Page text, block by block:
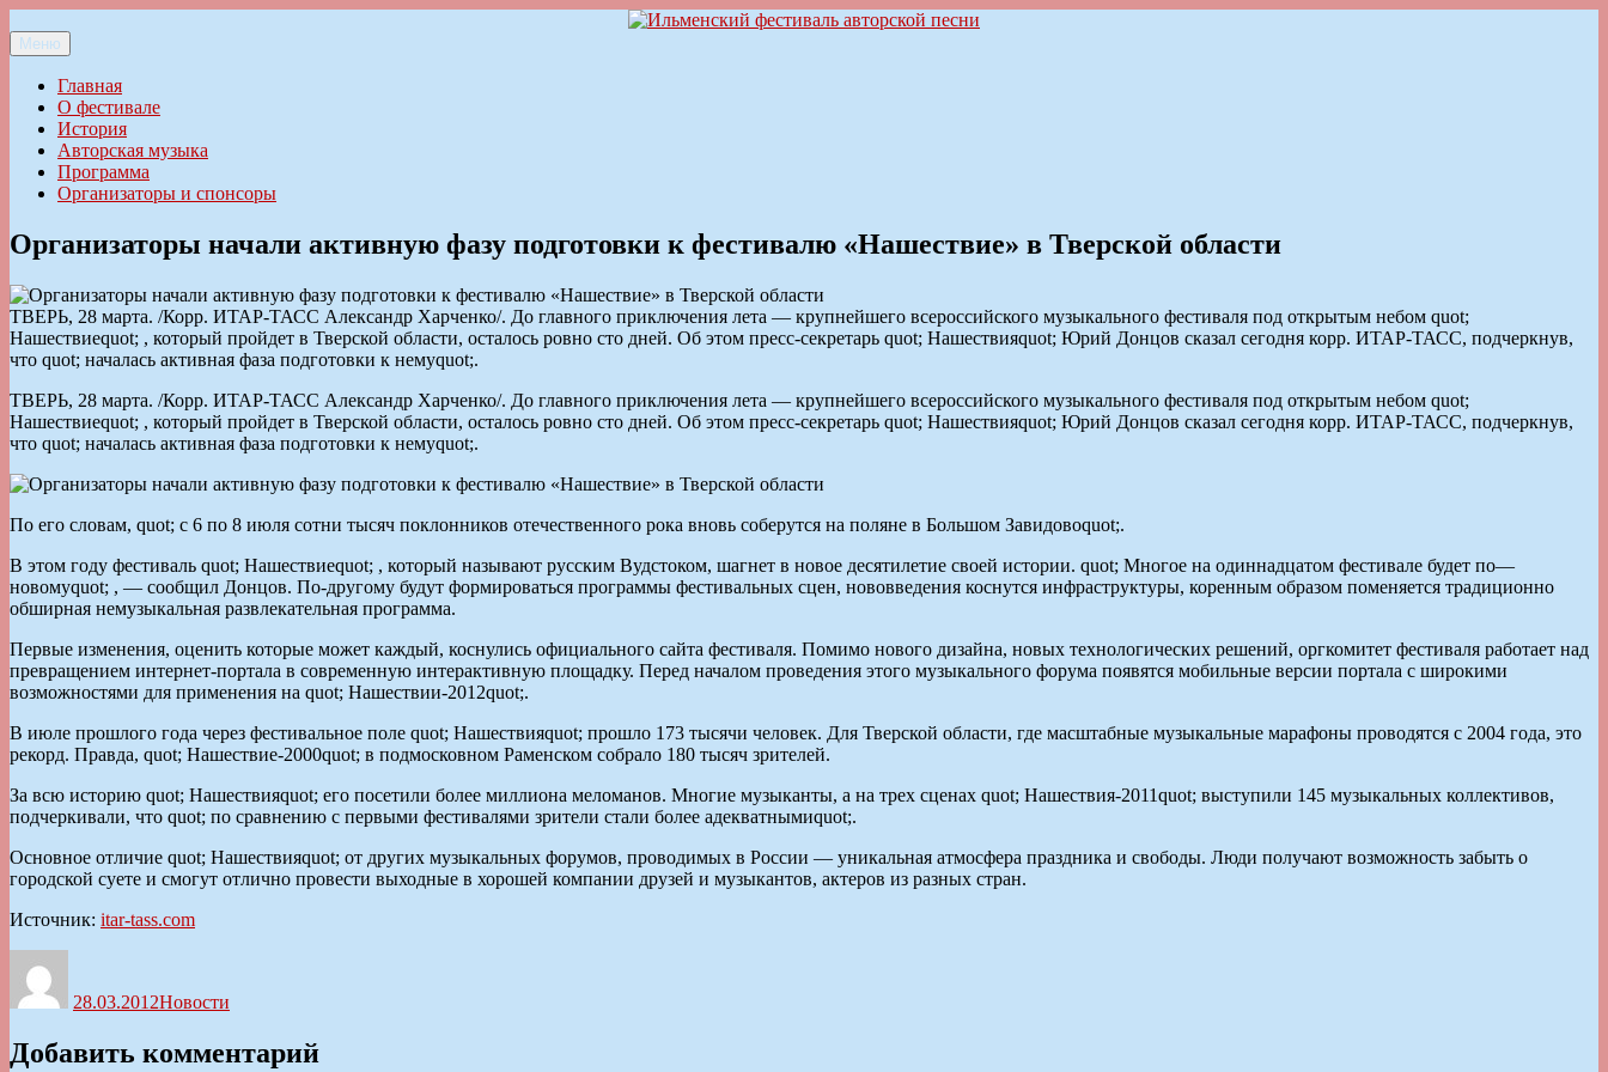
к
содержимому
Ильменский фестиваль авторской песни
Меню
Главная
О фестивале
История
Авторская музыка
Программа
Организаторы и спонсоры
Организаторы начали активную фазу подготовки к фестивалю «Нашествие» в Тверской области
ТВЕРЬ, 28 марта. /Корр. ИТАР-ТАСС Александр Харченко/. До главного приключения лета — крупнейшего всероссийского музыкального фестиваля под открытым небом quot;
Нашествиеquot; , который пройдет в Тверской области, осталось ровно сто дней. Об этом пресс-секретарь quot; Нашествияquot; Юрий Донцов сказал сегодня корр. ИТАР-ТАСС, подчеркнув,
что quot; началась активная фаза подготовки к немуquot;.
ТВЕРЬ, 28 марта. /Корр. ИТАР-ТАСС Александр Харченко/. До главного приключения лета — крупнейшего всероссийского музыкального фестиваля под открытым небом quot;
Нашествиеquot; , который пройдет в Тверской области, осталось ровно сто дней. Об этом пресс-секретарь quot; Нашествияquot; Юрий Донцов сказал сегодня корр. ИТАР-ТАСС, подчеркнув,
что quot; началась активная фаза подготовки к немуquot;.
По его словам, quot; с 6 по 8 июля сотни тысяч поклонников отечественного рока вновь соберутся на поляне в Большом Завидовоquot;.
В этом году фестиваль quot; Нашествиеquot; , который называют русским Вудстоком, шагнет в новое десятилетие своей истории. quot; Многое на одиннадцатом фестивале будет по—
новомуquot; , — сообщил Донцов. По-другому будут формироваться программы фестивальных сцен, нововведения коснутся инфраструктуры, коренным образом поменяется традиционно
обширная немузыкальная развлекательная программа.
Первые изменения, оценить которые может каждый, коснулись официального сайта фестиваля. Помимо нового дизайна, новых технологических решений, оргкомитет фестиваля работает над
превращением интернет-портала в современную интерактивную площадку. Перед началом проведения этого музыкального форума появятся мобильные версии портала с широкими
возможностями для применения на quot; Нашествии-2012quot;.
В июле прошлого года через фестивальное поле quot; Нашествияquot; прошло 173 тысячи человек. Для Тверской области, где масштабные музыкальные марафоны проводятся с 2004 года, это
рекорд. Правда, quot; Нашествие-2000quot; в подмосковном Раменском собрало 180 тысяч зрителей.
За всю историю quot; Нашествияquot; его посетили более миллиона меломанов. Многие музыканты, а на трех сценах quot; Нашествия-2011quot; выступили 145 музыкальных коллективов,
подчеркивали, что quot; по сравнению с первыми фестивалями зрители стали более адекватнымиquot;.
Основное отличие quot; Нашествияquot; от других музыкальных форумов, проводимых в России — уникальная атмосфера праздника и свободы. Люди получают возможность забыть о
городской суете и смогут отлично провести выходные в хорошей компании друзей и музыкантов, актеров из разных стран.
Источник: itar-tass.com
28.03.2012Новости
Добавить комментарий